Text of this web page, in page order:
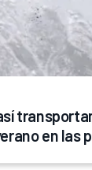
en las